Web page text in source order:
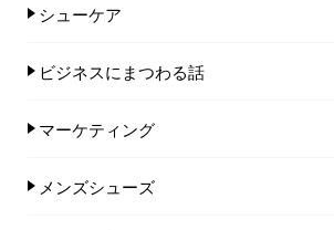
シューケア
ビジネスにまつわる話
マーケティング
メンズシューズ